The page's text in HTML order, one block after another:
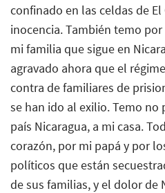
confinado en las celdas de
inocencia. También temo
mi familia que sigue en
agravado ahora que el
contra de familiares de
se han ido al exilio. Temo no
país Nicaragua, a mi casa.
corazón, por mi papá y por
políticos que están
de sus familias, y el dolor de